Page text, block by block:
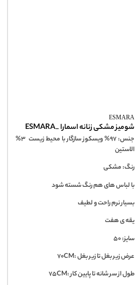
ESMARA
شومیز مشکی زنانه اسمارا _ESMARA
جنس: 97% ویسکوز سازگار با محیط زیست 3%
الاستین
رنگ: مشکی
با لباس های هم رنگ شسته شود
بسیار نرم راحت و لطیف
یقه ی هفت
سایز: 50
عرض زیر بغل تا زیر بغل :70CM
طول از سر شانه تا پایین کار :75CM